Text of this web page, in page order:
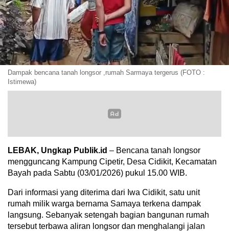
Dampak bencana tanah longsor ,rumah Sarmaya tergerus (FOTO :
Istimewa)
LEBAK, Ungkap Publik.id – Bencana tanah longsor
mengguncang Kampung Cipetir, Desa Cidikit, Kecamatan
Bayah pada Sabtu (03/01/2026) pukul 15.00 WIB.
Dari informasi yang diterima dari Iwa Cidikit, satu unit
rumah milik warga bernama Samaya terkena dampak
langsung. Sebanyak setengah bagian bangunan rumah
tersebut terbawa aliran longsor dan menghalangi jalan